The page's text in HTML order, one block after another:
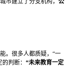
市建立了分支机构， 公
。很多人都质疑，“一
判断： “未来教育一定